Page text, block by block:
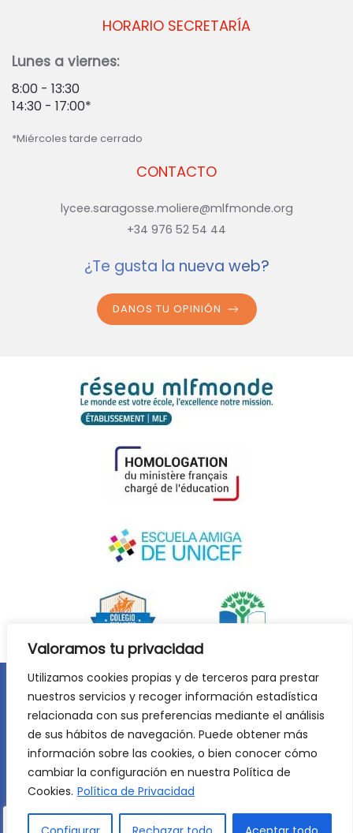
Valoramos tu privacidad
Utilizamos cookies propias y de terceros para prestar
nuestros servicios y recoger información estadística
relacionada con sus preferencias mediante el análisis
de sus hábitos de navegación. Puede obtener más
información sobre las cookies, o bien conocer cómo
cambiar la configuración en nuestra Política de
Cookies. Política de Privacidad
CONTACTO
lycee.saragosse.moliere@mlfmonde.org
+34 976 52 54 44
HORARIO SECRETARÍA
Lunes a viernes:
8:00 - 13:30
14:30 - 17:00*
*Miércoles tarde cerrado
¿Te gusta la nueva web?
DANOS TU OPINIÓN
Aviso legal
Política de privacidad
Política de cookies
©2026Lycée Français Molière de Zaragoza. Todos los
derechos reservados. Desarrollo web:Jiménez Carbó Digital